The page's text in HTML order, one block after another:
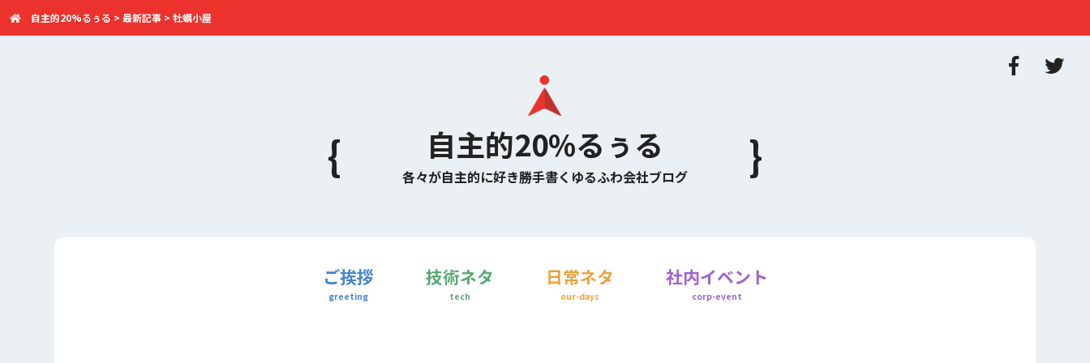
自主的20%るぅる
各々が自主的に好き勝手書くゆるふわ会社ブログ
自主的20%るぅる > 最新記事 > 牡蠣小屋
ご挨拶
greeting
技術ネタ
tech
日常ネタ
our-days
社内イベント
corp-event